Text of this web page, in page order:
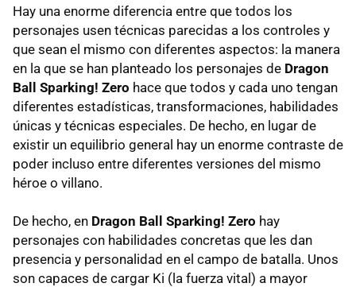
Hay una enorme diferencia entre que todos los
personajes usen técnicas parecidas a los controles y
que sean el mismo con diferentes aspectos: la manera
en la que se han planteado los personajes de Dragon
Ball Sparking! Zero hace que todos y cada uno tengan
diferentes estadísticas, transformaciones, habilidades
únicas y técnicas especiales. De hecho, en lugar de
existir un equilibrio general hay un enorme contraste de
poder incluso entre diferentes versiones del mismo
héroe o villano.
De hecho, en Dragon Ball Sparking! Zero hay
personajes con habilidades concretas que les dan
presencia y personalidad en el campo de batalla. Unos
son capaces de cargar Ki (la fuerza vital) a mayor